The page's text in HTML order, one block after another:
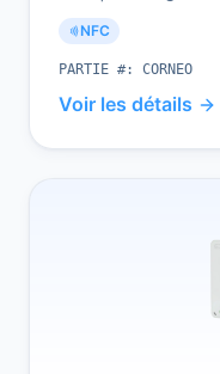
NFC
PARTIE #: CORNEO
Voir les détails